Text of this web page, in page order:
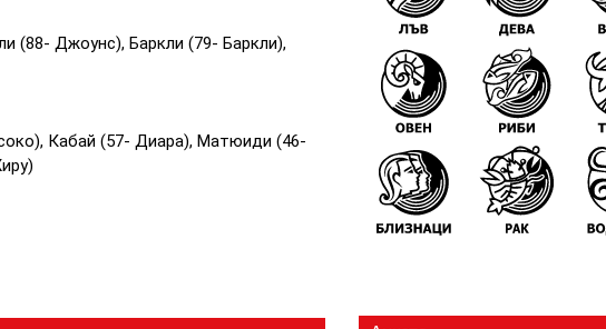
(88- Джоунс), Баркли (79- Баркли),
Кабай (57- Диара), Матюиди (46-